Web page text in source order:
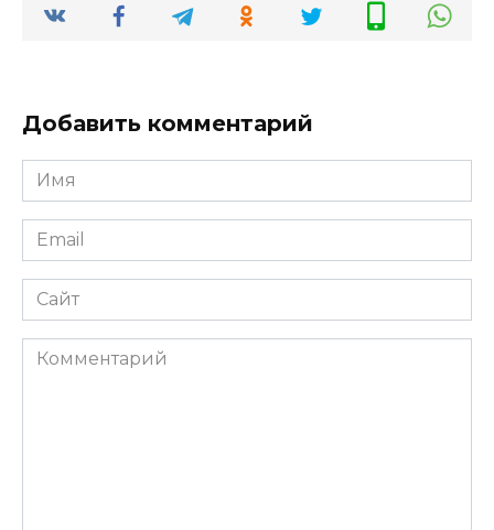
Добавить комментарий
Имя
Email
Сайт
Комментарий